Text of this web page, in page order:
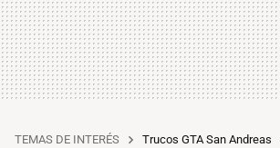
TEMAS DE INTERÉS Trucos GTA San Andreas